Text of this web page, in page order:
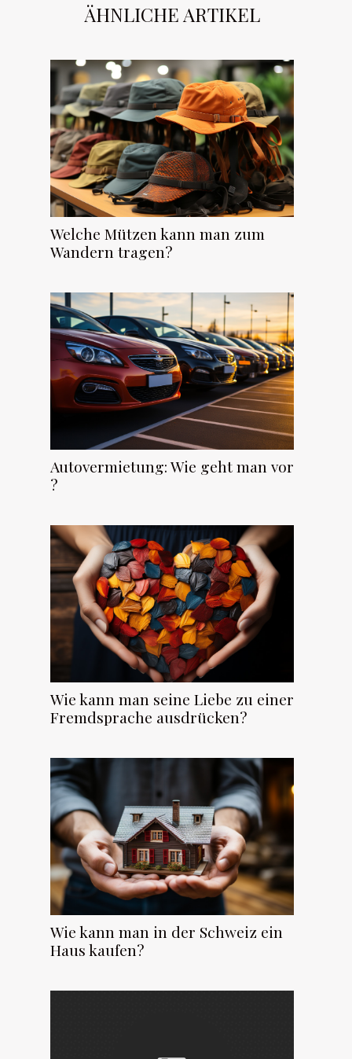
ÄHNLICHE ARTIKEL
Welche Mützen kann man zum
Wandern tragen?
Autovermietung: Wie geht man vor
?
Wie kann man seine Liebe zu einer
Fremdsprache ausdrücken?
Wie kann man in der Schweiz ein
Haus kaufen?